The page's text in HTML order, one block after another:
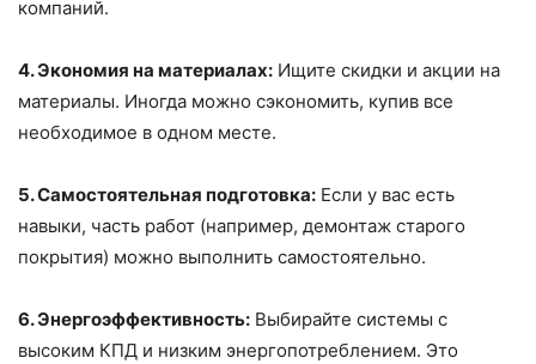
компаний.
4. Экономия на материалах: Ищите скидки и акции на
материалы. Иногда можно сэкономить, купив все
необходимое в одном месте.
5. Самостоятельная подготовка: Если у вас есть
навыки, часть работ (например, демонтаж старого
покрытия) можно выполнить самостоятельно.
6. Энергоэффективность: Выбирайте системы с
высоким КПД и низким энергопотреблением. Это